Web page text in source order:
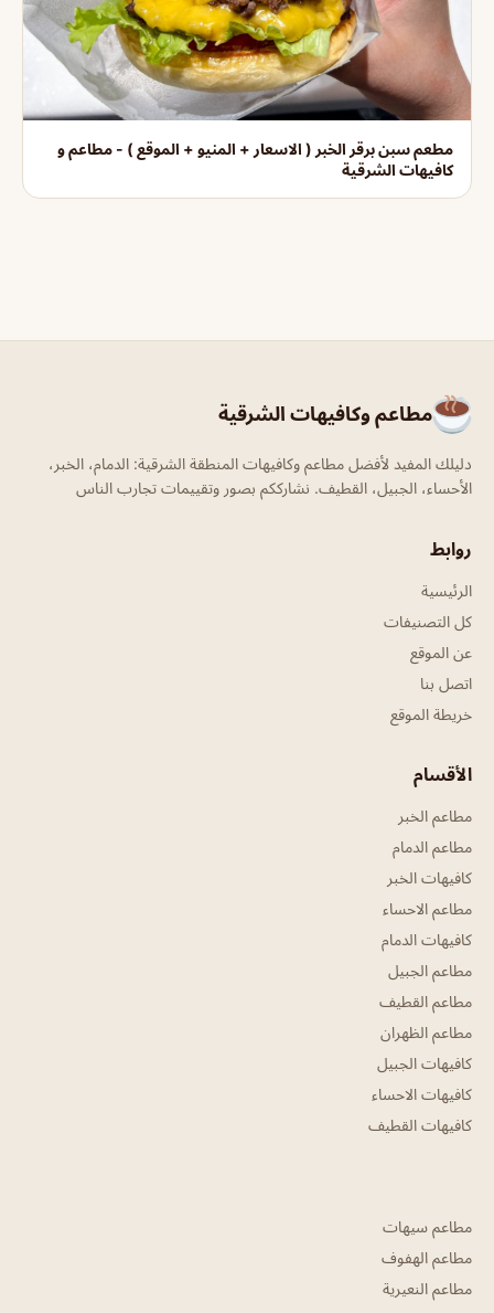
مطعم سبن برقر الخبر ( الاسعار + المنيو + الموقع ) - مطاعم و
كافيهات الشرقية
مطاعم وكافيهات الشرقية
دليلك المفيد لأفضل مطاعم وكافيهات المنطقة الشرقية: الدمام، الخبر،
الأحساء، الجبيل، القطيف. نشارككم بصور وتقييمات تجارب الناس
روابط
الرئيسية
كل التصنيفات
عن الموقع
اتصل بنا
خريطة الموقع
الأقسام
مطاعم الخبر
مطاعم الدمام
كافيهات الخبر
مطاعم الاحساء
كافيهات الدمام
مطاعم الجبيل
مطاعم القطيف
مطاعم الظهران
كافيهات الجبيل
كافيهات الاحساء
كافيهات القطيف
مطاعم سيهات
مطاعم الهفوف
مطاعم النعيرية